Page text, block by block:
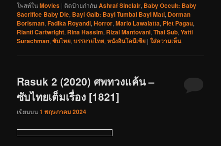
โพสท์ในMovies | ติดป้ายกำกับ Ashraf Sinclair, Baby Occult: Baby
Sacrifice Baby Die, Bayi Gaib: Bayi Tumbal Bayi Mati, Dorman
Borisman,Fadika Royandi,Horror,Mario Lawalatta, Piet Pagau,
Rianti Cartwright, Rina Hassim, Rizal Mantovani,Thai Sub,Yatti
Surachman,ซับไทย,บรรยายไทย,หนังอินโดนีเซีย |ใส่ความเห็น
Rasuk 2 (2020) ศพทวงแค้น –
ซับไทยเต็มเรื่อง [1821]
เขียนบน1 พฤษภาคม 2024